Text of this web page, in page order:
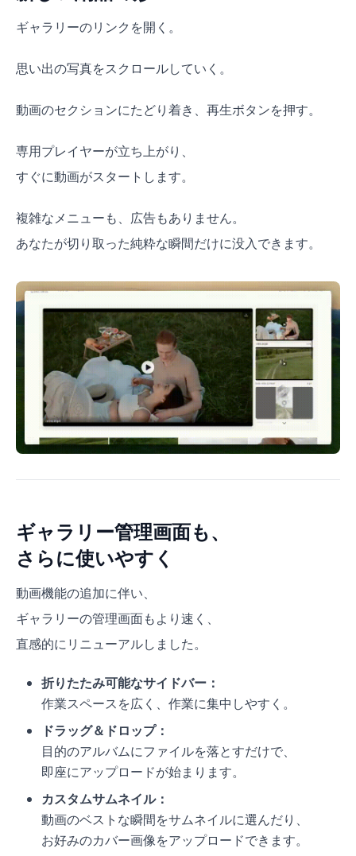
ギャラリーのリンクを開く。
思い出の写真をスクロールしていく。
動画のセクションにたどり着き、再生ボタンを押す。
専用プレイヤーが立ち上がり、
すぐに動画がスタートします。
複雑なメニューも、広告もありません。
あなたが切り取った純粋な瞬間だけに没入できます。
ギャラリー管理画面も、
さらに使いやすく
動画機能の追加に伴い、
ギャラリーの管理画面もより速く、
直感的にリニューアルしました。
折りたたみ可能なサイドバー：
作業スペースを広く、作業に集中しやすく。
ドラッグ＆ドロップ：
目的のアルバムにファイルを落とすだけで、
即座にアップロードが始まります。
カスタムサムネイル：
動画のベストな瞬間をサムネイルに選んだり、
お好みのカバー画像をアップロードできます。